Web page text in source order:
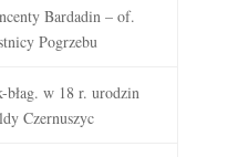
Bardadin – of.
Pogrzebu
błag. w 18 r. urodzin
Czernuszyc